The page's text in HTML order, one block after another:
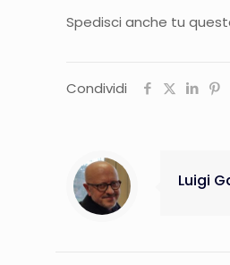
Spedisci anche tu
Condividi
Luigi